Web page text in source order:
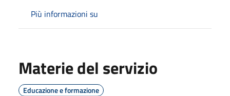
Più informazioni su
Materie del servizio
Educazione e formazione